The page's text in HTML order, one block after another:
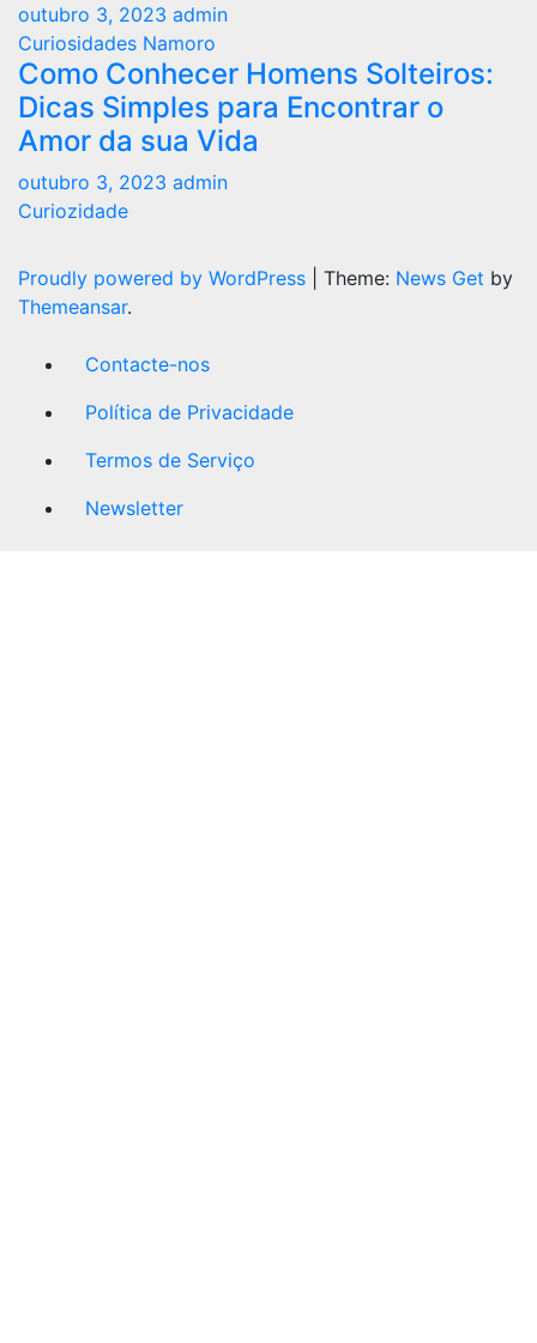
outubro 3, 2023 admin
Curiosidades Namoro
Como Conhecer Homens Solteiros:
Dicas Simples para Encontrar o
Amor da sua Vida
outubro 3, 2023 admin
Curiozidade
Proudly powered by WordPress Theme: News Get by
Themeansar.
Contacte-nos
Política de Privacidade
Termos de Serviço
Newsletter